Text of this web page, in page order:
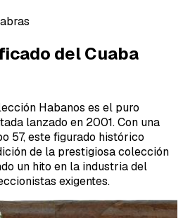
del Cuaba
Habanos es el puro
lanzado en 2001. Con una
57, este figurado histórico
de la prestigiosa colección
un hito en la industria del
exigentes.